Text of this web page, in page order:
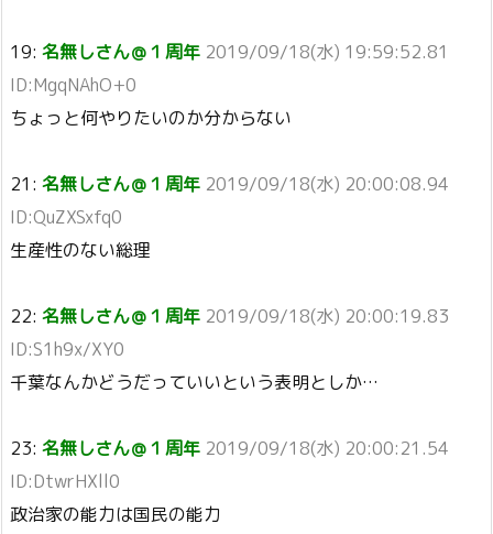
19: 名無しさん＠１周年 2019/09/18(水) 19:59:52.81
ID:MgqNAhO+0
ちょっと何やりたいのか分からない
21: 名無しさん＠１周年 2019/09/18(水) 20:00:08.94
ID:QuZXSxfq0
生産性のない総理
22: 名無しさん＠１周年 2019/09/18(水) 20:00:19.83
ID:S1h9x/XY0
千葉なんかどうだっていいという表明としか…
23: 名無しさん＠１周年 2019/09/18(水) 20:00:21.54
ID:DtwrHXll0
政治家の能力は国民の能力